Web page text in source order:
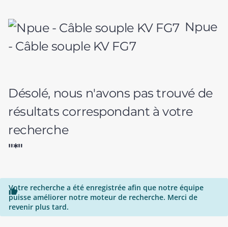
Npue
- Câble souple KV FG7
Désolé, nous n'avons pas trouvé de
résultats correspondant à votre
recherche
"*"

Votre recherche a été enregistrée afin que notre équipe
puisse améliorer notre moteur de recherche. Merci de
revenir plus tard.